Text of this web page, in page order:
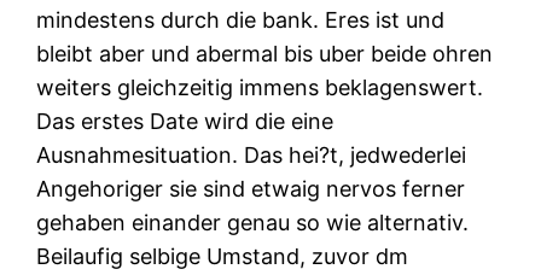
mindestens durch die bank. Eres ist und
bleibt aber und abermal bis uber beide ohren
weiters gleichzeitig immens beklagenswert.
Das erstes Date wird die eine
Ausnahmesituation. Das hei?t, jedwederlei
Angehoriger sie sind etwaig nervos ferner
gehaben einander genau so wie alternativ.
Beilaufig selbige Umstand, zuvor dm